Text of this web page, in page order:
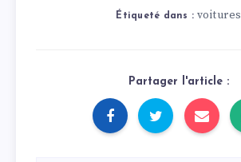
Étiqueté dans : voitures
Partager l'article :